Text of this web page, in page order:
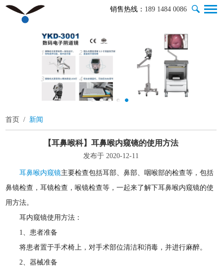
销售热线： 189 1484 0086
首页 / 新闻
【耳鼻喉科】耳鼻喉内窥镜的使用方法
发布于 2020-12-11
耳鼻喉内窥镜主要检查包括耳部、鼻部、咽喉部的检查等，包括
鼻镜检查，耳镜检查，喉镜检查等，一起来了解下耳鼻喉内窥镜的使
用方法。
耳内窥镜使用方法：
1、患者准备
将患者置于手术椅上，对手术部位清洁和消毒，并进行麻醉。
2、器械准备